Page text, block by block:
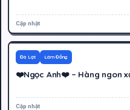
Cập nhật
400K
Đà Lạt Lâm Đồng
❤️Ngọc Anh❤️ – Hàng ngon
Cập nhật